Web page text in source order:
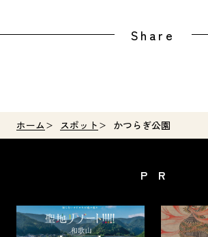
ホーム スポット かつらぎ公園
Share
PR